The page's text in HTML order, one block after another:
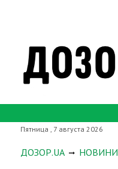
Пятница , 7 августа 2026
ДОЗОР.UA НОВИНИ